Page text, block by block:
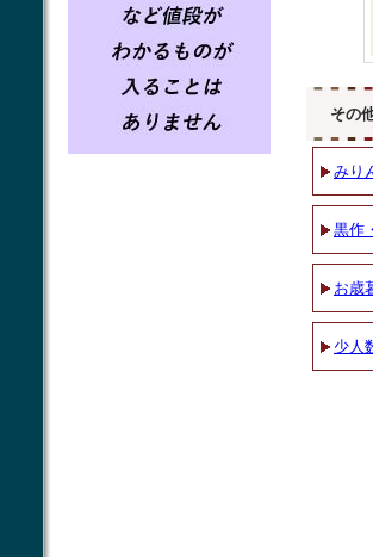
その
みり
黒作
お歳
少人